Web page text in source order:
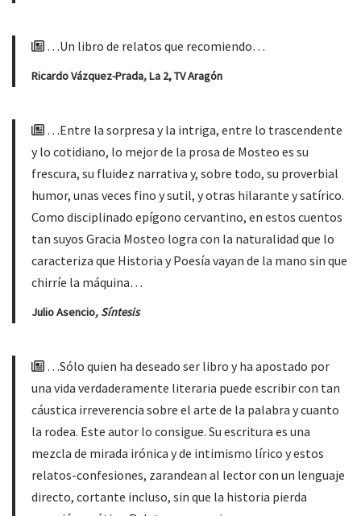
…Un libro de relatos que recomiendo…
Ricardo Vázquez-Prada,La 2, TV Aragón
…Entre la sorpresa y la intriga, entre lo trascendente
y lo cotidiano, lo mejor de la prosa de Mosteo es su
frescura, su fluidez narrativa y, sobre todo, su proverbial
humor, unas veces fino y sutil, y otras hilarante y satírico.
Como disciplinado epígono cervantino, en estos cuentos
tan suyos Gracia Mosteo logra con la naturalidad que lo
caracteriza que Historia y Poesía vayan de la mano sin que
chirríe la máquina…
Julio Asencio, Síntesis
…Sólo quien ha deseado ser libro y ha apostado por
una vida verdaderamente literaria puede escribir con tan
cáustica irreverencia sobre el arte de la palabra y cuanto
la rodea. Este autor lo consigue. Su escritura es una
mezcla de mirada irónica y de intimismo lírico y estos
relatos-confesiones, zarandean al lector con un lenguaje
directo, cortante incluso, sin que la historia pierda